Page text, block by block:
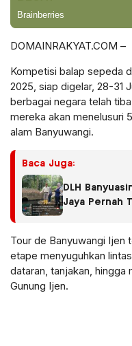
DOMAINRAKYAT.COM –
Kompetisi balap sepeda
2025, siap digelar, 28-31
berbagai negara telah
mereka akan menelusuri
alam Banyuwangi.
Baca Juga:
DLH
Jaya Pernah
Tour de Banyuwangi Ijen
etape menyuguhkan
dataran, tanjakan,
Gunung Ijen.